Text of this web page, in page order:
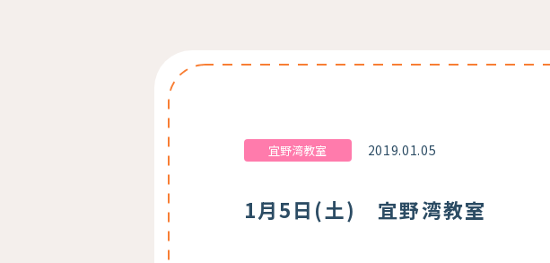
宜野湾教室 2019.01.05
1月5日(土) 宜野湾教室